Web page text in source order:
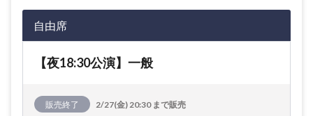
自由席
【夜18:30公演】一般
販売終了 2/27(金) 20:30 まで販売